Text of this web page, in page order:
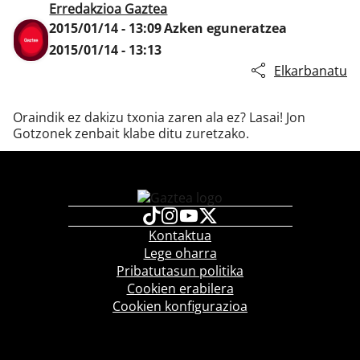
Erredakzioa Gaztea
2015/01/14 - 13:09Azken eguneratzea
2015/01/14 - 13:13
Elkarbanatu
Oraindik ez dakizu txonia zaren ala ez? Lasai! Jon
Gotzonek zenbait klabe ditu zuretzako.
Kontaktua
Lege oharra
Pribatutasun politika
Cookien erabilera
Cookien konfigurazioa